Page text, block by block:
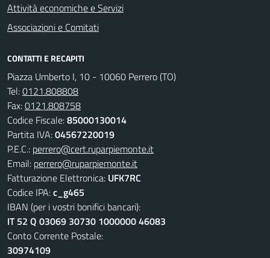
Attività economiche e Servizi
Associazioni e Comitati
CONTATTI E RECAPITI
Piazza Umberto I, 10 - 10060 Perrero (TO)
Tel:0121.808808
Fax:0121.808758
Codice Fiscale:85000130014
Partita IVA:04567220019
P.E.C.: perrero@cert.ruparpiemonte.it
Email: perrero@ruparpiemonte.it
Fatturazione Elettronica: UFK7RC
Codice IPA:c_g465
IBAN (per i vostri bonifici bancari):
IT 52 Q 03069 30730 1000000 46083
Conto Corrente Postale:
30974109